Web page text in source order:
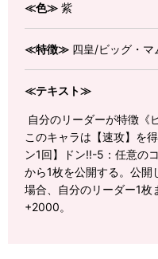
≪色≫ 紫
≪特徴≫ 四皇/ビッグ・マ
≪テキスト≫
自分のリーダーが特徴《
このキャラは【速攻】を
ン1回】ドン!!-5：任意の
から1枚を公開する。公開
場合、自分のリーダー1枚
+2000。